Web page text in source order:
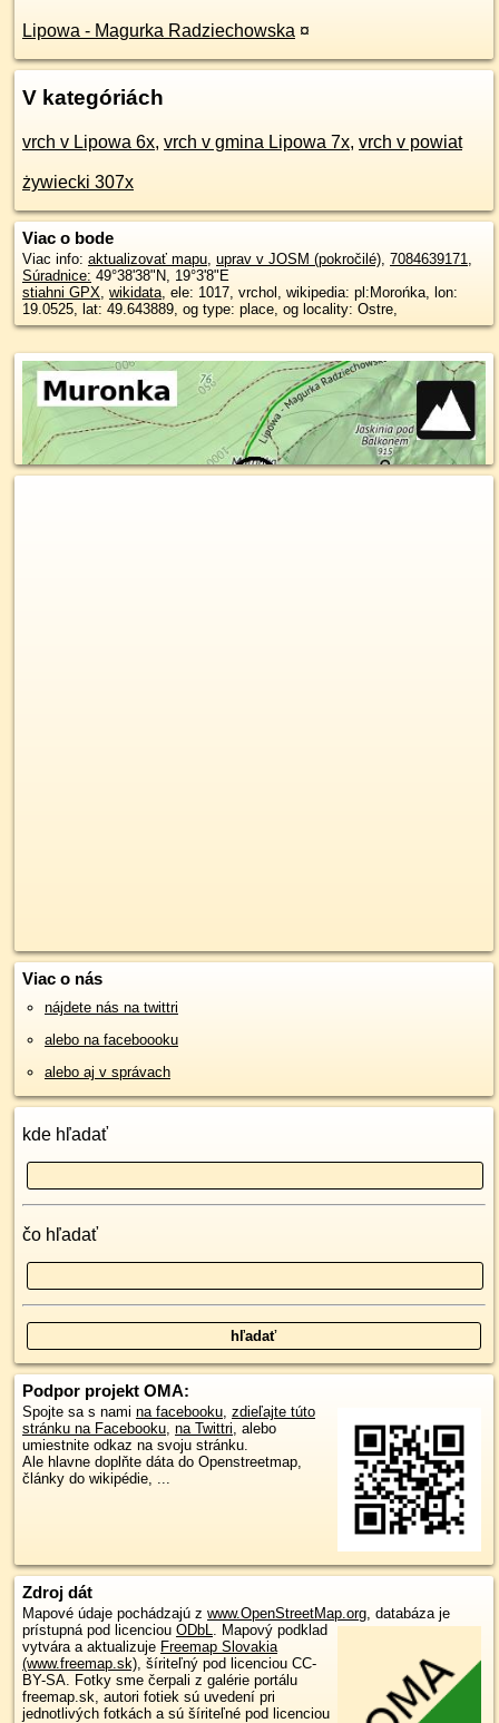
Lipowa - Magurka Radziechowska ¤
V kategóriách
vrch v Lipowa 6x, vrch v gmina Lipowa 7x, vrch v powiat
żywiecki 307x
Viac o bode
Viac info: aktualizovať mapu, uprav v JOSM (pokročilé), 7084639171,
Súradnice: 49°38'38"N, 19°3'8"E
stiahni GPX, wikidata, ele: 1017, vrchol, wikipedia: pl:Morońka, lon:
19.0525, lat: 49.643889, og type: place, og locality: Ostre,
Viac o nás
nájdete nás na twittri
alebo na faceboooku
alebo aj v správach
kde hľadať
čo hľadať
Podpor projekt OMA:
Spojte sa s nami na facebooku, zdieľajte túto
stránku na Facebooku, na Twittri, alebo
umiestnite odkaz na svoju stránku.
Ale hlavne doplňte dáta do Openstreetmap,
články do wikipédie, ...
Zdroj dát
Mapové údaje pochádzajú z www.OpenStreetMap.org , databáza je
prístupná pod licenciou ODbL
Mapový podklad
vytvára a aktualizuje Freemap Slovakia
(www.freemap.sk) , šíriteľný pod licenciou CC-
BY-SA. Fotky sme čerpali z galérie portálu
freemap.sk, autori fotiek sú uvedení pri
jednotlivých fotkách a sú šíriteľné pod licenciou